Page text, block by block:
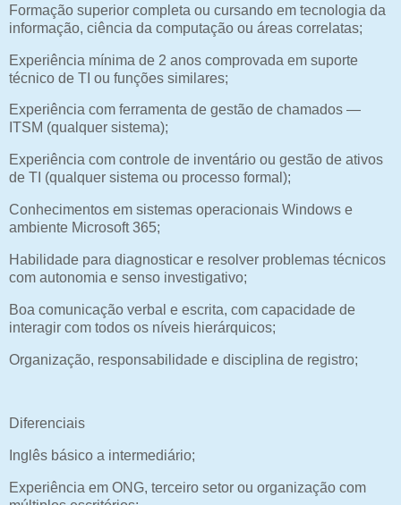
Formação superior completa ou cursando em tecnologia da
informação, ciência da computação ou áreas correlatas;
Experiência mínima de 2 anos comprovada em suporte
técnico de TI ou funções similares;
Experiência com ferramenta de gestão de chamados —
ITSM (qualquer sistema);
Experiência com controle de inventário ou gestão de ativos
de TI (qualquer sistema ou processo formal);
Conhecimentos em sistemas operacionais Windows e
ambiente Microsoft 365;
Habilidade para diagnosticar e resolver problemas técnicos
com autonomia e senso investigativo;
Boa comunicação verbal e escrita, com capacidade de
interagir com todos os níveis hierárquicos;
Organização, responsabilidade e disciplina de registro;
Diferenciais
Inglês básico a intermediário;
Experiência em ONG, terceiro setor ou organização com